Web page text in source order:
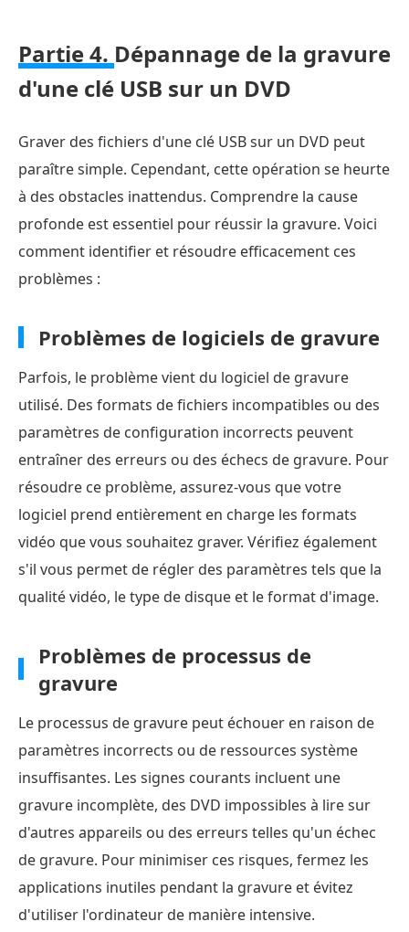
Partie 4. Dépannage de la gravure
d'une clé USB sur un DVD
Graver des fichiers d'une clé USB sur un DVD peut
paraître simple. Cependant, cette opération se heurte
à des obstacles inattendus. Comprendre la cause
profonde est essentiel pour réussir la gravure. Voici
comment identifier et résoudre efficacement ces
problèmes :
Problèmes de logiciels de gravure
Parfois, le problème vient du logiciel de gravure
utilisé. Des formats de fichiers incompatibles ou des
paramètres de configuration incorrects peuvent
entraîner des erreurs ou des échecs de gravure. Pour
résoudre ce problème, assurez-vous que votre
logiciel prend entièrement en charge les formats
vidéo que vous souhaitez graver. Vérifiez également
s'il vous permet de régler des paramètres tels que la
qualité vidéo, le type de disque et le format d'image.
Problèmes de processus de
gravure
Le processus de gravure peut échouer en raison de
paramètres incorrects ou de ressources système
insuffisantes. Les signes courants incluent une
gravure incomplète, des DVD impossibles à lire sur
d'autres appareils ou des erreurs telles qu'un échec
de gravure. Pour minimiser ces risques, fermez les
applications inutiles pendant la gravure et évitez
d'utiliser l'ordinateur de manière intensive.